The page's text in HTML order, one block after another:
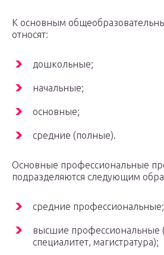
К основным
относят:
дошкольные;
начальные;
основные;
средние (полные).
Основные профессиональные
подразделяются следующим
средние профессиональные;
высшие профессиональные
специалитет, магистратура);